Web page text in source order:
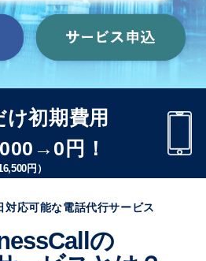
け初期費用
円！
円）
対応可能な電話代行サービス
の